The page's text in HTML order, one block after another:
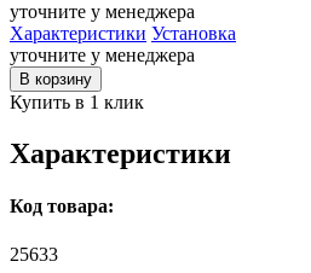
уточните у менеджера
Характеристики Установка
уточните у менеджера
В корзину
Купить в 1 клик
Характеристики
Код товара:
25633